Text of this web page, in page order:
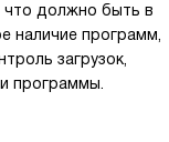
что должно быть в
наличие программ,
загрузок,
программы.